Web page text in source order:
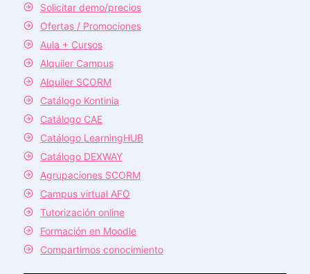
Solicitar demo/precios
Ofertas / Promociones
Aula + Cursos
Alquiler Campus
Alquiler SCORM
Catálogo Kontinia
Catálogo CAE
Catálogo LearningHUB
Catálogo DEXWAY
Agrupaciones SCORM
Campus virtual AFO
Tutorización online
Formación en Moodle
Compartimos conocimiento